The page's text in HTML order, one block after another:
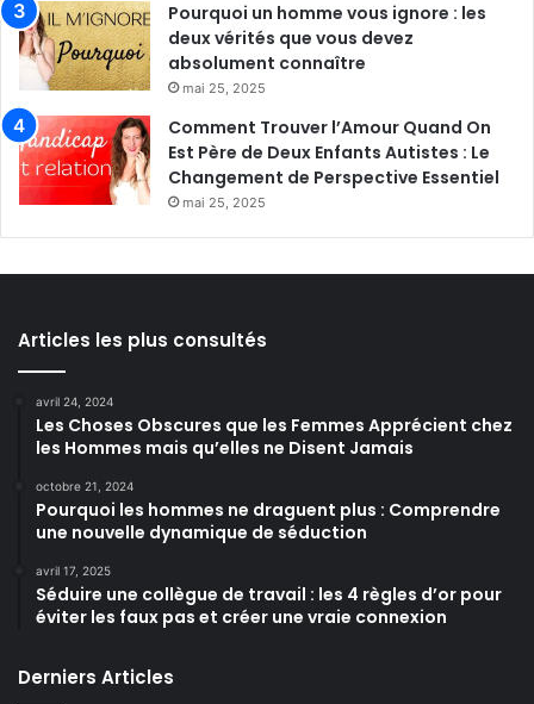
Pourquoi un homme vous ignore : les
deux vérités que vous devez
absolument connaître
mai 25, 2025
Comment Trouver l’Amour Quand On
Est Père de Deux Enfants Autistes : Le
Changement de Perspective Essentiel
mai 25, 2025
Articles les plus consultés
avril 24, 2024
Les Choses Obscures que les Femmes Apprécient chez
les Hommes mais qu’elles ne Disent Jamais
octobre 21, 2024
Pourquoi les hommes ne draguent plus : Comprendre
une nouvelle dynamique de séduction
avril 17, 2025
Séduire une collègue de travail : les 4 règles d’or pour
éviter les faux pas et créer une vraie connexion
Derniers Articles